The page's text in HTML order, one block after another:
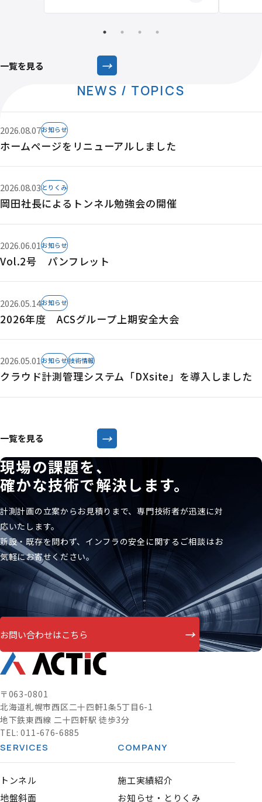
一覧を見る →
NEWS / TOPICS
2026.08.07お知らせ
ホームページをリニューアルしました
2026.08.03とりくみ
岡田社長によるトンネル勉強会の開催
2026.06.01 お知らせ
Vol.2号 パンフレット
2026.05.14お知らせ
2026年度 ACSグループ上期安全大会
2026.05.01お知らせ技術情報
クラウド計測管理システム「DXsite」を導入しました
一覧を見る →
現場の課題を、
確かな技術で解決します。
計測計画の立案からお見積りまで、専門技術者が迅速に対
応いたします。
新設・既存を問わず、インフラの安全に関するご相談はお
気軽にお寄せください。
お問い合わせはこちら →
〒063-0801
北海道札幌市西区二十四軒1条5丁目6-1
地下鉄東西線 二十四軒駅 徒歩3分
TEL:011-676-6885
SERVICES
トンネル
地盤斜面
COMPANY
施工実績紹介
お知らせ・とりくみ